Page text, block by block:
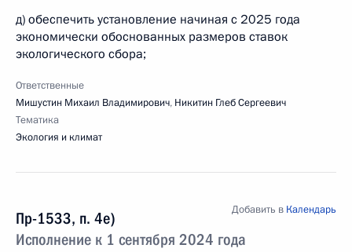
д) обеспечить установление начиная с 2025 года
экономически обоснованных размеров ставок
экологического сбора;
Ответственные
Мишустин Михаил Владимирович, Никитин Глеб Сергеевич
Тематика
Экология и климат
Пр-1533, п. 4е)
Исполнение к 1 сентября 2024 года
Добавить в Календарь